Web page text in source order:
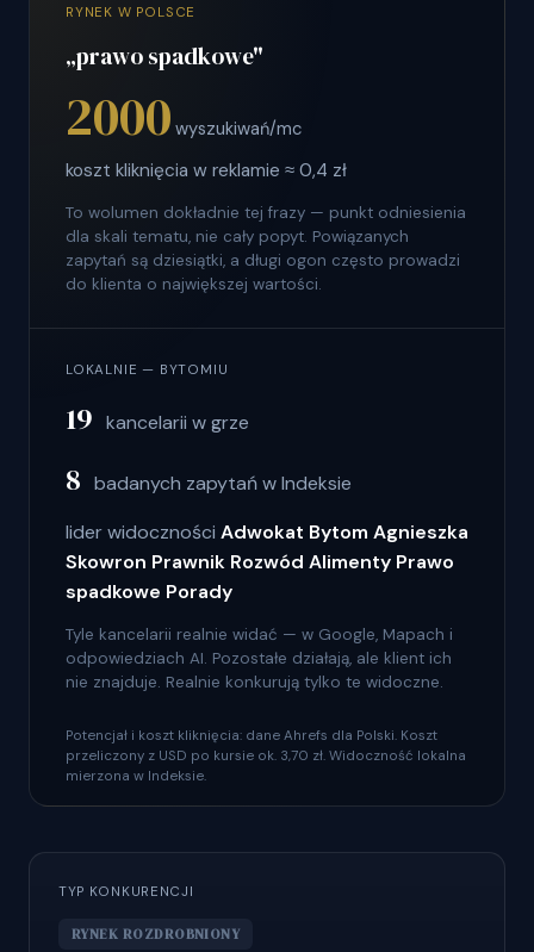
RYNEK W POLSCE
„prawo spadkowe"
2000 wyszukiwań/mc
koszt kliknięcia w reklamie ≈ 0,4 zł
To wolumen dokładnie tej frazy — punkt odniesienia
dla skali tematu, nie cały popyt. Powiązanych
zapytań są dziesiątki, a długi ogon często prowadzi
do klienta o największej wartości.
LOKALNIE — BYTOMIU
19 kancelarii w grze
8 badanych zapytań w Indeksie
lider widoczności Adwokat Bytom Agnieszka
Skowron Prawnik Rozwód Alimenty Prawo
spadkowe Porady
Tyle kancelarii realnie widać — w Google, Mapach i
odpowiedziach AI. Pozostałe działają, ale klient ich
nie znajduje. Realnie konkurują tylko te widoczne.
Potencjał i koszt kliknięcia: dane Ahrefs dla Polski. Koszt
przeliczony z USD po kursie ok. 3,70 zł. Widoczność lokalna
mierzona w Indeksie.
TYP KONKURENCJI
RYNEK ROZDROBNIONY